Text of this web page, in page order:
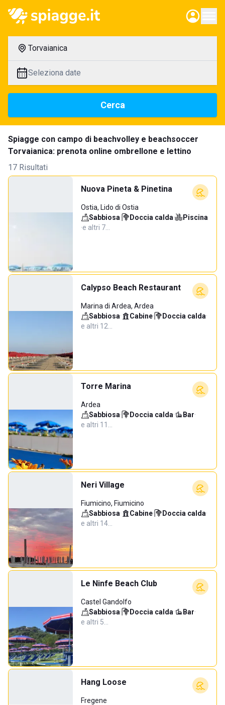
Torvaianica
Seleziona date
Cerca
Spiagge con campo di beachvolley e beachsoccer
Torvaianica: prenota online ombrellone e lettino
17 Risultati
Nuova Pineta & Pinetina
Ostia, Lido di Ostia
Sabbiosa· Doccia calda·
Piscina
·e altri 7…
Calypso Beach Restaurant
Marina di Ardea, Ardea
Sabbiosa· Cabine· Doccia calda·
e altri 12…
Torre Marina
Ardea
Sabbiosa· Doccia calda· Bar·
e altri 11…
Neri Village
Fiumicino, Fiumicino
Sabbiosa· Cabine· Doccia calda·
e altri 14…
Le Ninfe Beach Club
Castel Gandolfo
Sabbiosa· Doccia calda· Bar·
e altri 5…
Hang Loose
Fregene